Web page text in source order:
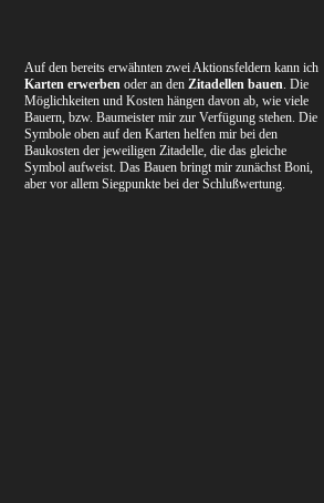
Auf den bereits erwähnten zwei Aktionsfeldern kann ich
Karten erwerben oder an denZitadellen bauen. Die
Möglichkeiten und Kosten hängen davon ab, wie viele
Bauern, bzw. Baumeister mir zur Verfügung stehen. Die
Symbole oben auf den Karten helfen mir bei den
Baukosten der jeweiligen Zitadelle, die das gleiche
Symbol aufweist. Das Bauen bringt mir zunächst Boni,
aber vor allem Siegpunkte bei der Schlußwertung.